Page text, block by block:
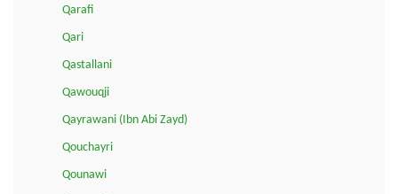
Qarafi
Qari
Qastallani
Qawouqji
Qayrawani (Ibn Abi Zayd)
Qouchayri
Qounawi